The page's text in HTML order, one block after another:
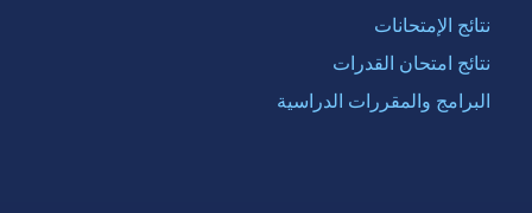
نتائج الإمتحانات
نتائج امتحان القدرات
البرامج والمقررات الدراسية